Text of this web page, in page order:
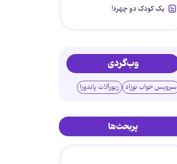
یک کودک دو چهره!
وب‌گردی
سرویس خواب نوزاد زیورآلات پاندورا
پربحث‌ها